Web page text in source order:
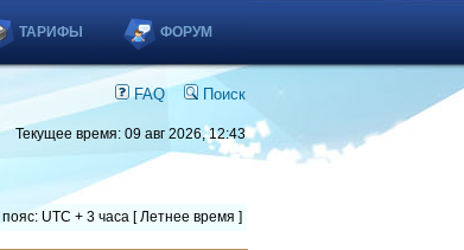
ТАРИФЫ ФОРУМ
FAQ Поиск
Текущее время: 09 авг 2026, 12:43
UTC + 3 часа [ Летнее время ]